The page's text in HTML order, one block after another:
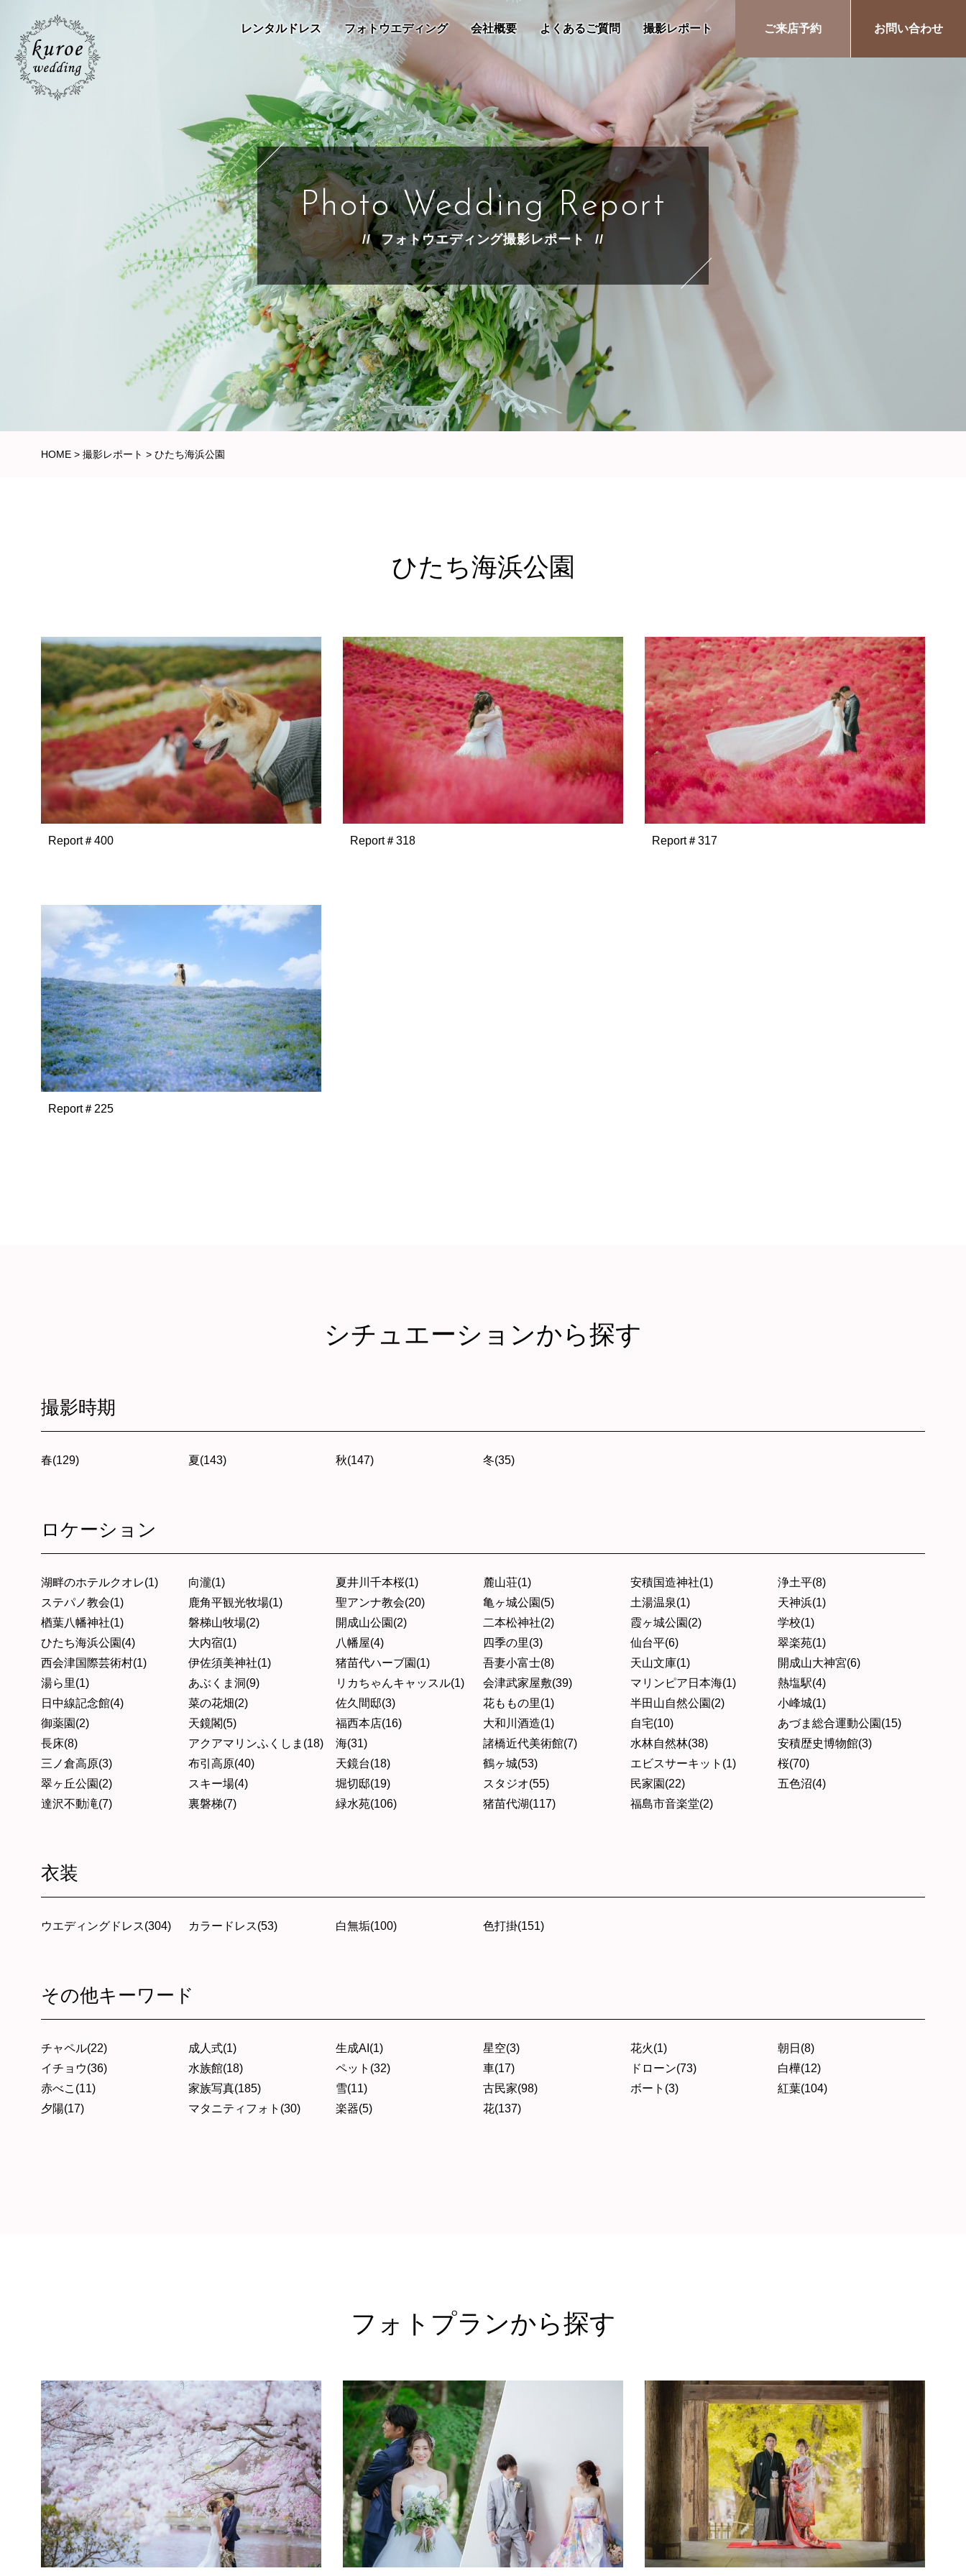
レンタルドレス フォトウエディング 会社概要 よくあるご質問 撮影レポート ご来店予約 お問い合わせ
Photo Wedding Report
フォトウエディング撮影レポート
HOME > 撮影レポート > ひたち海浜公園
ひたち海浜公園
Report＃400 Report＃318 Report＃317
Report＃225
シチュエーションから探す
撮影時期
春(129) 夏(143) 秋(147) 冬(35)
ロケーション
湖畔のホテルクオレ(1) 向瀧(1) 夏井川千本桜(1) 麓山荘(1) 安積国造神社(1)
浄土平(8)
ステパノ教会(1)
鹿角平観光牧場(1) 聖アンナ教会(20) 亀ヶ城公園(5) 土湯温泉(1)
天神浜(1)
楢葉八幡神社(1)
磐梯山牧場(2) 開成山公園(2) 二本松神社(2) 霞ヶ城公園(2)
学校(1)
ひたち海浜公園(4)
大内宿(1) 八幡屋(4) 四季の里(3) 仙台平(6)
翠楽苑(1)
西会津国際芸術村(1)
伊佐須美神社(1) 猪苗代ハーブ園(1) 吾妻小富士(8) 天山文庫(1)
開成山大神宮(6)
湯ら里(1)
あぶくま洞(9) リカちゃんキャッスル(1) 会津武家屋敷(39) マリンピア日本海(1)
熱塩駅(4)
日中線記念館(4)
菜の花畑(2) 佐久間邸(3) 花ももの里(1) 半田山自然公園(2)
小峰城(1)
御薬園(2)
天鏡閣(5) 福西本店(16) 大和川酒造(1) 自宅(10)
あづま総合運動公園(15)
長床(8)
アクアマリンふくしま(18) 海(31) 諸橋近代美術館(7) 水林自然林(38)
安積歴史博物館(3)
三ノ倉高原(3)
布引高原(40) 天鏡台(18) 鶴ヶ城(53) エビスサーキット(1)
桜(70)
翠ヶ丘公園(2)
スキー場(4) 堀切邸(19) スタジオ(55) 民家園(22)
五色沼(4)
達沢不動滝(7)
裏磐梯(7) 緑水苑(106) 猪苗代湖(117) 福島市音楽堂(2)
衣装
ウエディングドレス(304) カラードレス(53) 白無垢(100) 色打掛(151)
その他キーワード
チャペル(22) 成人式(1) 生成AI(1) 星空(3) 花火(1)
朝日(8)
イチョウ(36)
水族館(18) ペット(32) 車(17) ドローン(73)
白樺(12)
赤べこ(11)
家族写真(185) 雪(11) 古民家(98) ボート(3)
紅葉(104)
夕陽(17)
マタニティフォト(30) 楽器(5) 花(137)
フォトプランから探す